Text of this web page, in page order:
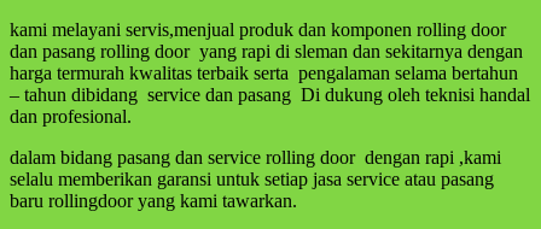
kami melayani servis,menjual produk dan komponen rolling door
dan pasang rolling door yang rapi di sleman dan sekitarnya dengan
harga termurah kwalitas terbaik serta pengalaman selama bertahun
– tahun dibidang service dan pasang Di dukung oleh teknisi handal
dan profesional.
dalam bidang pasang dan service rolling door dengan rapi ,kami
selalu memberikan garansi untuk setiap jasa service atau pasang
baru rollingdoor yang kami tawarkan.